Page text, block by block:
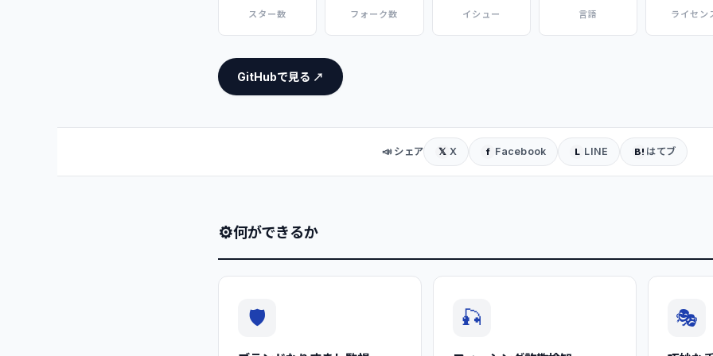
スター数 フォーク数 イシュー 言語 ライセン
GitHubで見る ↗
📣 シェア 𝕏 X f Facebook L LINE B! はてブ
⚙何ができるか
🛡️ 🎣 🎭